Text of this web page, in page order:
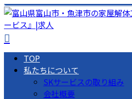
TOP
私たちについて
SKサービスの取り組み
会社概要